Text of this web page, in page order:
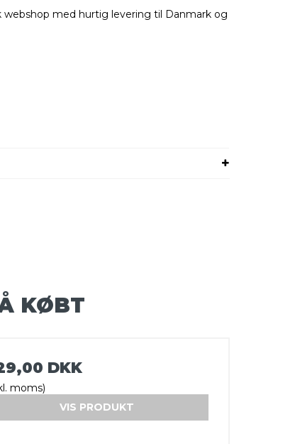
webshop med hurtig levering til Danmark og
KØBT
DKK
moms)
VIS PRODUKT